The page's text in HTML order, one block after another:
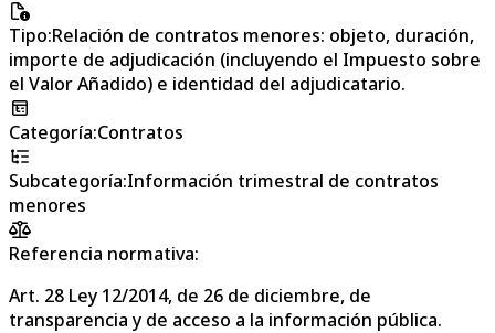
Tipo:Relación de contratos menores: objeto, duración,
importe de adjudicación (incluyendo el Impuesto sobre
el Valor Añadido) e identidad del adjudicatario.
Categoría:Contratos
Subcategoría:Información trimestral de contratos
menores
Referencia normativa:
Art. 28 Ley 12/2014, de 26 de diciembre, de
transparencia y de acceso a la información pública.